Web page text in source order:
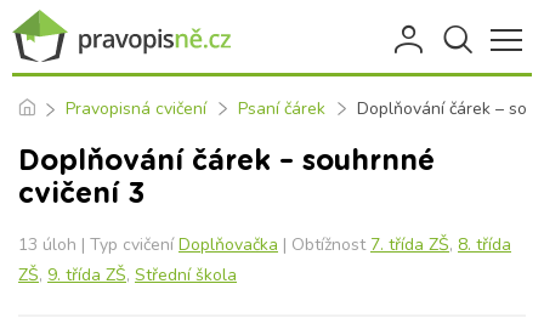
Pravopisná cvičení Psaní čárek Doplňování čárek –
Doplňování čárek – souhrnné
cvičení 3
13 úloh | Typ cvičeníDoplňovačka | Obtížnost 7. třída ZŠ, 8. třída
ZŠ, 9. třída ZŠ, Střední škola